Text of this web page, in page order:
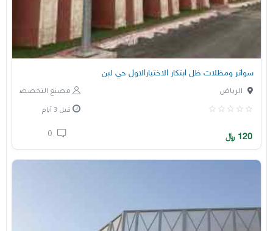
سواتر ومظلات ظل ابتكار الاختيارالاول حي لبن
مصنع التخصصي الرياض
قبل 3 أيام
120 ﷼